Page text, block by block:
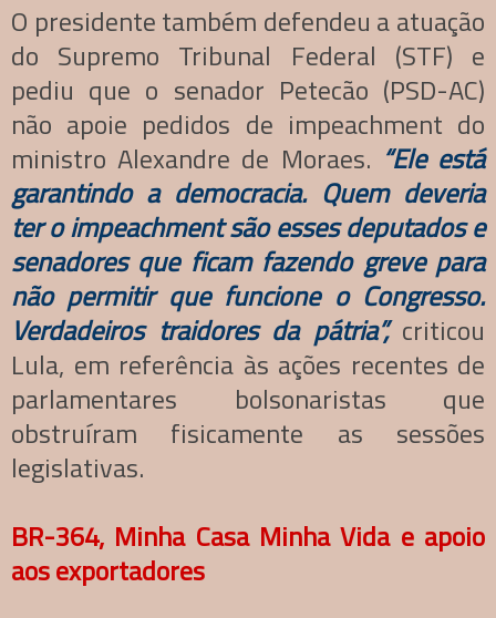
O presidente também defendeu a atuação
do Supremo Tribunal Federal (STF) e
pediu que o senador Petecão (PSD-AC)
não apoie pedidos de impeachment do
ministro Alexandre de Moraes. “Ele está
garantindo a democracia. Quem deveria
ter o impeachment são esses deputados e
senadores que ficam fazendo greve para
não permitir que funcione o Congresso.
Verdadeiros traidores da pátria”,criticou
Lula, em referência às ações recentes de
parlamentares bolsonaristas que
obstruíram fisicamente as sessões
legislativas.
BR-364, Minha Casa Minha Vida e apoio
aos exportadores